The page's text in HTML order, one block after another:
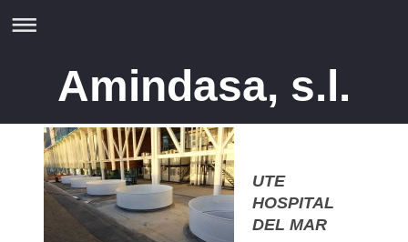
Amindasa, s.l.
UTE
HOSPITAL
DEL MAR